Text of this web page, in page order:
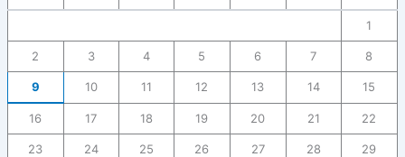
1
2 3 4 5 6 7 8
9 10 11 12 13 14 15
16 17 18 19 20 21 22
23 24 25 26 27 28 29